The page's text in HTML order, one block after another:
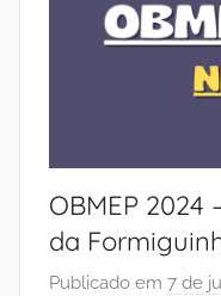
OBMEP 2024
da
Publicado em 7 de